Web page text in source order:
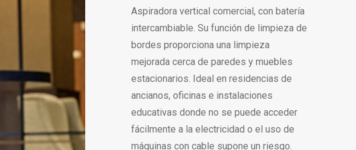
Aspiradora vertical comercial, con batería
intercambiable. Su función de limpieza de
bordes proporciona una limpieza
mejorada cerca de paredes y muebles
estacionarios. Ideal en residencias de
ancianos, oficinas e instalaciones
educativas donde no se puede acceder
fácilmente a la electricidad o el uso de
máquinas con cable supone un riesgo.